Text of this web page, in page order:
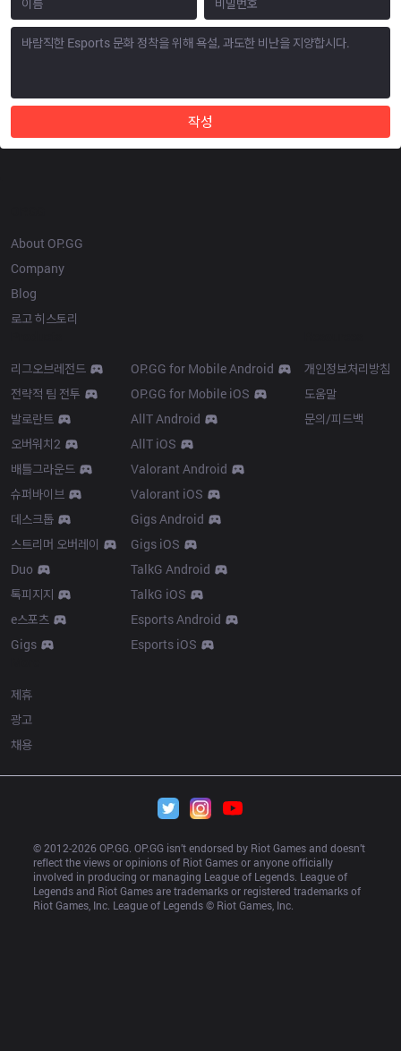
작성
About OP.GG
Company
Blog
로고 히스토리
리그오브레전드
전략적 팀 전투
발로란트
오버워치2
배틀그라운드
슈퍼바이브
데스크톱
스트리머 오버레이
Duo
톡피지지
e스포츠
Gigs
OP.GG for Mobile Android
OP.GG for Mobile iOS
AllT Android
AllT iOS
Valorant Android
Valorant iOS
Gigs Android
Gigs iOS
TalkG Android
TalkG iOS
Esports Android
Esports iOS
개인정보처리방침
도움말
문의/피드백
제휴
광고
채용
© 2012-2026 OP.GG. OP.GG isn’t endorsed by Riot Games and doesn’t
reflect the views or opinions of Riot Games or anyone officially
involved in producing or managing League of Legends. League of
Legends and Riot Games are trademarks or registered trademarks of
Riot Games, Inc. League of Legends © Riot Games, Inc.